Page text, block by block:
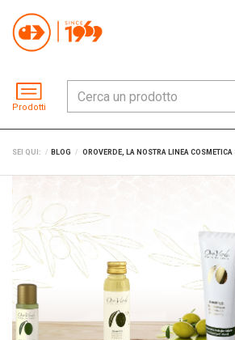
Prodotti
SEI QUI: BLOG OROVERDE, LA NOSTRA LINEA